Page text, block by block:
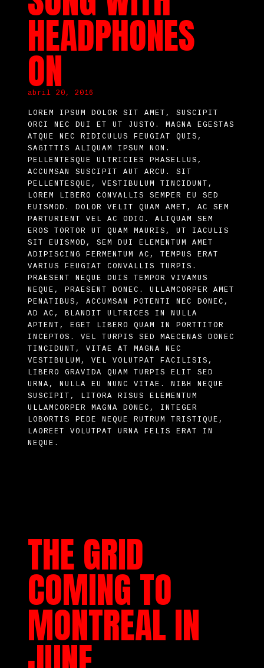
HEADPHONES
ON
abril 20, 2016
LOREM IPSUM DOLOR SIT AMET, SUSCIPIT
ORCI NEC DUI ET UT JUSTO. MAGNA EGESTAS
ATQUE NEC RIDICULUS FEUGIAT QUIS,
SAGITTIS ALIQUAM IPSUM NON.
PELLENTESQUE ULTRICIES PHASELLUS,
ACCUMSAN SUSCIPIT AUT ARCU. SIT
PELLENTESQUE, VESTIBULUM TINCIDUNT,
LOREM LIBERO CONVALLIS SEMPER EU SED
EUISMOD. DOLOR VELIT QUAM AMET, AC SEM
PARTURIENT VEL AC ODIO. ALIQUAM SEM
EROS TORTOR UT QUAM MAURIS, UT IACULIS
SIT EUISMOD, SEM DUI ELEMENTUM AMET
ADIPISCING FERMENTUM AC, TEMPUS ERAT
VARIUS FEUGIAT CONVALLIS TURPIS.
PRAESENT NEQUE DUIS TEMPOR VIVAMUS
NEQUE, PRAESENT DONEC. ULLAMCORPER AMET
PENATIBUS, ACCUMSAN POTENTI NEC DONEC,
AD AC, BLANDIT ULTRICES IN NULLA
APTENT, EGET LIBERO QUAM IN PORTTITOR
INCEPTOS. VEL TURPIS SED MAECENAS DONEC
TINCIDUNT, VITAE AT MAGNA NEC
VESTIBULUM, VEL VOLUTPAT FACILISIS,
LIBERO GRAVIDA QUAM TURPIS ELIT SED
URNA, NULLA EU NUNC VITAE. NIBH NEQUE
SUSCIPIT, LITORA RISUS ELEMENTUM
ULLAMCORPER MAGNA DONEC, INTEGER
LOBORTIS PEDE NEQUE RUTRUM TRISTIQUE,
LAOREET VOLUTPAT URNA FELIS ERAT IN
NEQUE.
THE GRID
COMING TO
MONTREAL IN